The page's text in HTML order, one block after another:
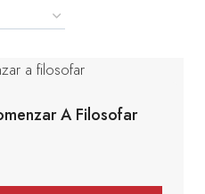
A Filosofar